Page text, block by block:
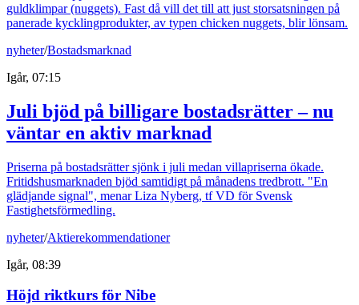
guldklimpar (nuggets). Fast då vill det till att just storsatsningen på
panerade kycklingprodukter, av typen chicken nuggets, blir lönsam.
nyheter/Bostadsmarknad
Igår, 07:15
Juli bjöd på billigare bostadsrätter – nu
väntar en aktiv marknad
Priserna på bostadsrätter sjönk i juli medan villapriserna ökade.
Fritidshusmarknaden bjöd samtidigt på månadens tredbrott. "En
glädjande signal", menar Liza Nyberg, tf VD för Svensk
Fastighetsförmedling.
nyheter/Aktierekommendationer
Igår, 08:39
Höjd riktkurs för Nibe